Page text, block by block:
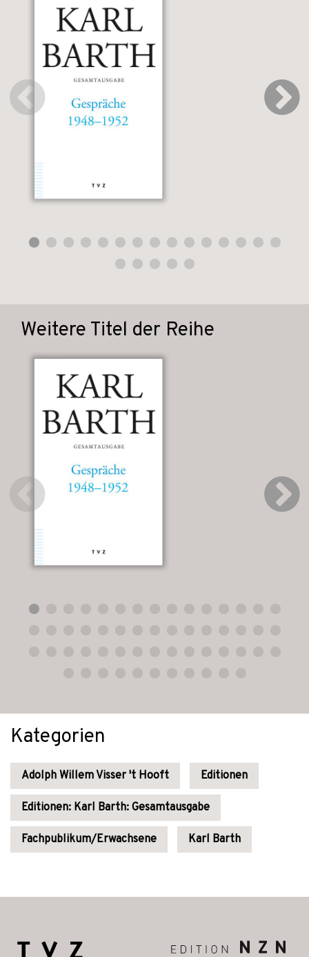
Weitere Titel der Reihe
Kategorien
Adolph Willem Visser 't Hooft Editionen
Editionen: Karl Barth: Gesamtausgabe
Fachpublikum/Erwachsene Karl Barth